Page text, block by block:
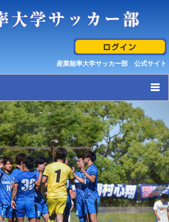
産業能率大学サッカー部 公式サイト
トップページ
スケジュール
選手/スタッフ紹介
試合結果/最新活動情報